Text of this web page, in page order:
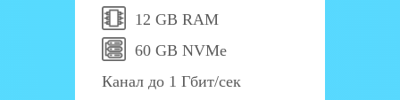
12 GB RAM
60 GB NVMe
Канал до 1 Гбит/сек